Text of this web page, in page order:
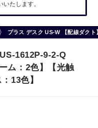
たします。
プラス デスク US-W 【配線ダク
1612P-9-2-Q
ム：2色】【光触
13色】